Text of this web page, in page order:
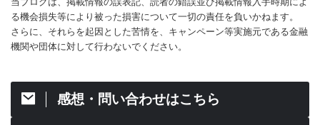
る機会損失等により被った損害について一切の責任を負いかねます。
さらに、それらを起因とした苦情を、キャンペーン等実施元である金融
機関や団体に対して行わないでください。
感想・問い合わせはこちら